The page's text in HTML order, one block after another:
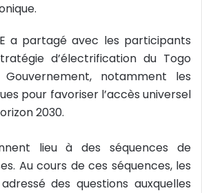
a partagé avec les participants
d’électrification du Togo
notamment les
pour favoriser l’accès universel
2030.
lieu à des séquences de
Au cours de ces séquences, les
des questions auxquelles